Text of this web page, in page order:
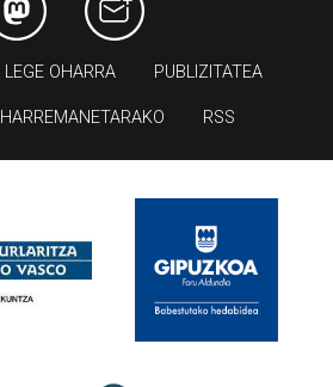
LEGE OHARRA PUBLIZITATEA
HARREMANETARAKO RSS